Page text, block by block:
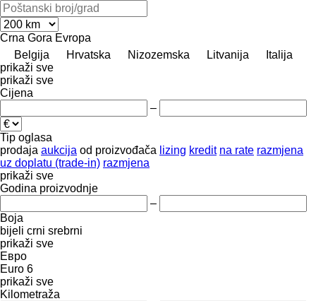
Crna Gora Evropa
Belgija
Hrvatska Nizozemska Litvanija
Italija
prikaži sve
prikaži sve
Cijena
–
Tip oglasa
prodaja aukcija od proizvođača lizing kredit na rate razmjena
uz doplatu (trade-in) razmjena
prikaži sve
Godina proizvodnje
–
Boja
bijeli crni srebrni
prikaži sve
Евро
Euro 6
prikaži sve
Kilometraža